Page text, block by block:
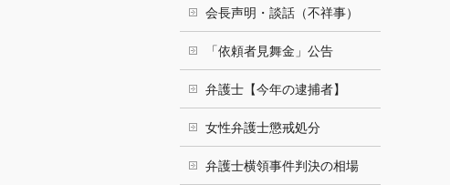
会長声明・談話（不祥事）
「依頼者見舞金」公告
弁護士【今年の逮捕者】
女性弁護士懲戒処分
弁護士横領事件判決の相場